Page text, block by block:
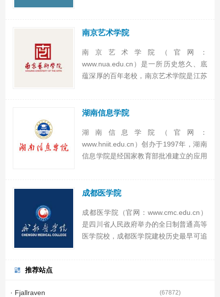
二环路东88号建成并投入使用。学院占地
南京艺术学院
南京艺术学院（官网：
www.nua.edu.cn）是一所历史悠久、底
蕴深厚的百年老校，南京艺术学院是江苏
历史与现代交相辉映的南京主城区内，是
湖南信息学院
湖南信息学院（官网：
www.hniit.edu.cn）创办于1997年，湖南
信息学院是经国家教育部批准建立的应用
级学院，多个学科门类36个本、专科专
成都医学院
成都医学院（官网：www.cmc.edu.cn）
是四川省人民政府举办的全日制普通高等
医学院校，成都医学院建校历史最早可追
推荐站点
· Fjallraven (67872)